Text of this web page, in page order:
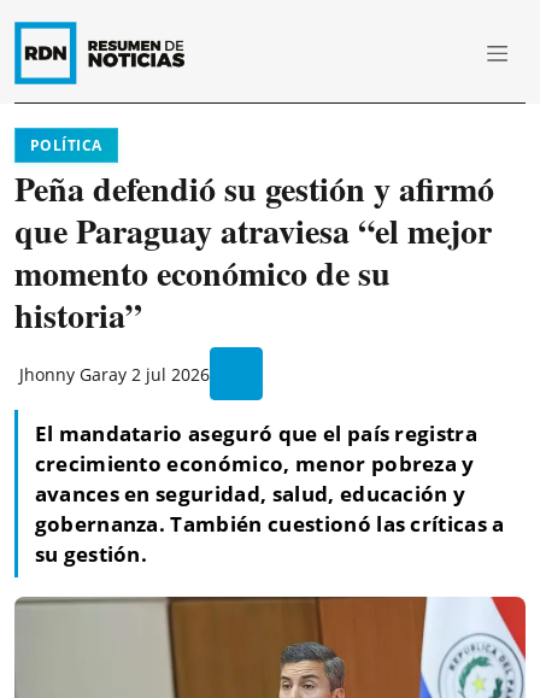
POLÍTICA
Peña defendió su gestión y afirmó
que Paraguay atraviesa “el mejor
momento económico de su
historia”
Jhonny Garay 2 jul 2026
El mandatario aseguró que el país registra
crecimiento económico, menor pobreza y
avances en seguridad, salud, educación y
gobernanza. También cuestionó las críticas a
su gestión.